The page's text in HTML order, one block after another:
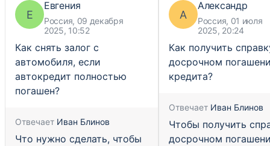
Е
Евгения
Россия, 09 декабря
2025, 10:52
Как снять залог с
автомобиля, если
автокредит полностью
погашен?
Отвечает Иван Блинов
Что нужно сделать, чтобы
А
Александр
Россия, 01 июля
2025, 20:24
Как получить
досрочном
кредита?
Отвечает Иван Блинов
Чтобы получить
досрочном